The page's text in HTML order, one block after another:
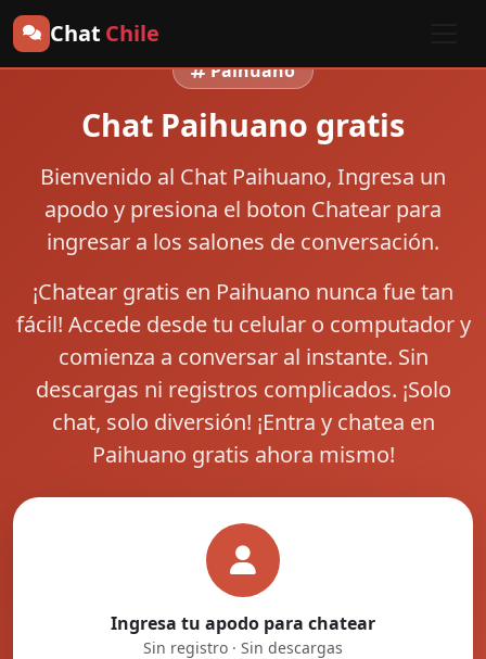
Chat Chile
Paihuano
Chat Paihuano gratis
Bienvenido al Chat Paihuano, Ingresa un
apodo y presiona el boton Chatear para
ingresar a los salones de conversación.
¡Chatear gratis en Paihuano nunca fue tan
fácil! Accede desde tu celular o computador y
comienza a conversar al instante. Sin
descargas ni registros complicados. ¡Solo
chat, solo diversión! ¡Entra y chatea en
Paihuano gratis ahora mismo!
Ingresa tu apodo para chatear
Sin registro · Sin descargas